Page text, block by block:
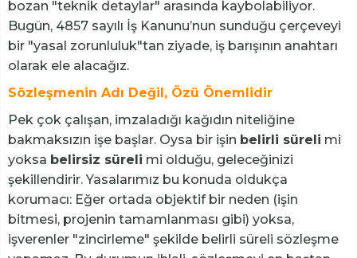
bozan "teknik detaylar" arasında kaybolabiliyor.
Bugün, 4857 sayılı İş Kanunu’nun sunduğu çerçeveyi
bir "yasal zorunluluk"tan ziyade, iş barışının anahtarı
olarak ele alacağız.
Sözleşmenin Adı Değil, Özü Önemlidir
Pek çok çalışan, imzaladığı kağıdın niteliğine
bakmaksızın işe başlar. Oysa bir işin belirli süreli mi
yoksa belirsiz süreli mi olduğu, geleceğinizi
şekillendirir. Yasalarımız bu konuda oldukça
korumacı: Eğer ortada objektif bir neden (işin
bitmesi, projenin tamamlanması gibi) yoksa,
işverenler "zincirleme" şekilde belirli süreli sözleşme